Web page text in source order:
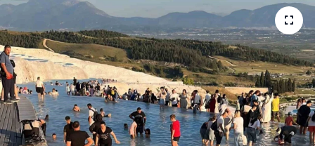
Mersin Tarihi
Özel Haber
Politika